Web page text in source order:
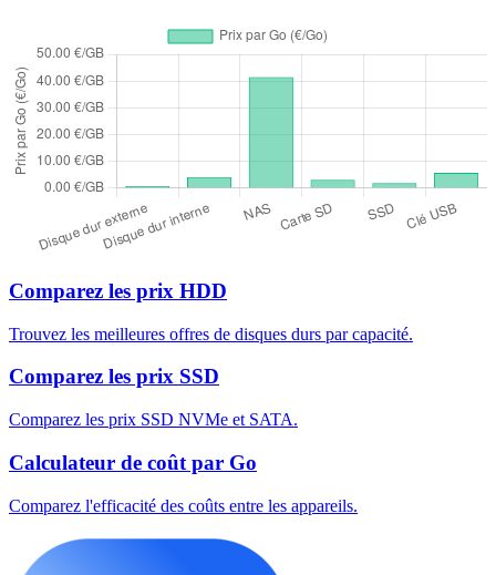
Comparez les prix HDD
Trouvez les meilleures offres de disques durs par capacité.
Comparez les prix SSD
Comparez les prix SSD NVMe et SATA.
Calculateur de coût par Go
Comparez l'efficacité des coûts entre les appareils.